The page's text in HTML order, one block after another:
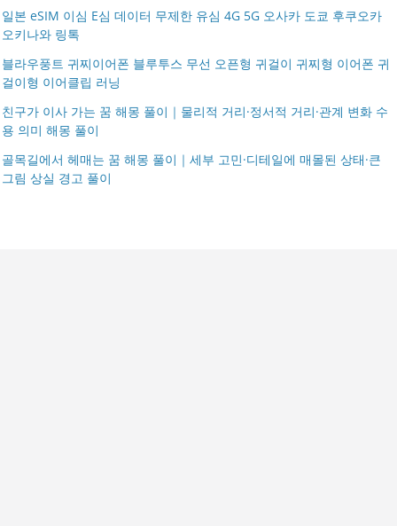
일본 eSIM 이심 E심 데이터 무제한 유심 4G 5G 오사카 도쿄 후쿠오카
오키나와 링톡
블라우풍트 귀찌이어폰 블루투스 무선 오픈형 귀걸이 귀찌형 이어폰 귀
걸이형 이어클립 러닝
친구가 이사 가는 꿈 해몽 풀이｜물리적 거리·정서적 거리·관계 변화 수
용 의미 해몽 풀이
골목길에서 헤매는 꿈 해몽 풀이｜세부 고민·디테일에 매몰된 상태·큰
그림 상실 경고 풀이